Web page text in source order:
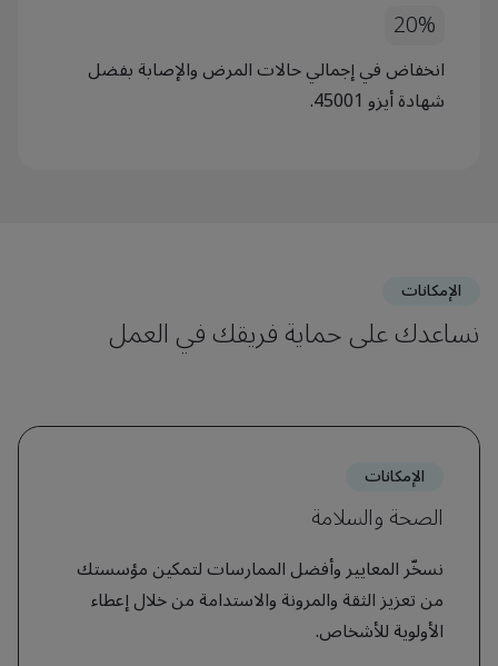
20%
انخفاض في إجمالي حالات المرض والإصابة بفضل
شهادة أيزو 45001.
الإمكانات
نساعدك على حماية فريقك في العمل
الإمكانات
الصحة والسلامة
نسخّر المعايير وأفضل الممارسات لتمكين مؤسستك
من تعزيز الثقة والمرونة والاستدامة من خلال إعطاء
الأولوية للأشخاص.